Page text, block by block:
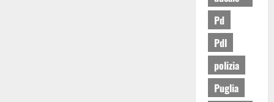
Pd
Pdl
polizia
Puglia